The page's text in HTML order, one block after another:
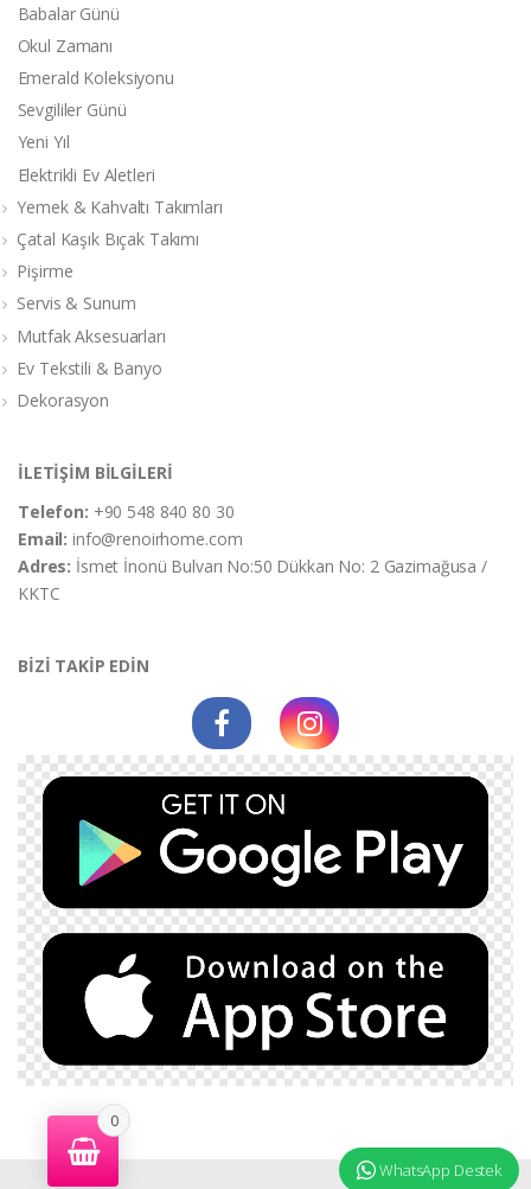
Babalar Günü
Okul Zamanı
Emerald Koleksiyonu
Sevgililer Günü
Yeni Yıl
Elektrikli Ev Aletleri
Yemek & Kahvaltı Takımları
Çatal Kaşık Bıçak Takımı
Pişirme
Servis & Sunum
Mutfak Aksesuarları
Ev Tekstili & Banyo
Dekorasyon
İLETİŞİM BİLGİLERİ
Telefon: +90 548 840 80 30
Email:info@renoirhome.com
Adres: İsmet İnonü Bulvarı No:50 Dükkan No: 2 Gazimağusa /
KKTC
BİZİ TAKİP EDİN
0
WhatsApp Destek